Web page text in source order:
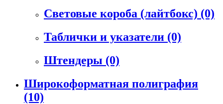
Световые короба (лайтбокс) (0)
Таблички и указатели (0)
Штендеры (0)
Широкоформатная полиграфия
(10)